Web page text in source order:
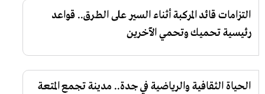
التزامات قائد المركبة أثناء السير على الطرق.. قواعد
رئيسية تحميك وتحمي الآخرين
الحياة الثقافية والرياضية في جدة.. مدينة تجمع المتعة